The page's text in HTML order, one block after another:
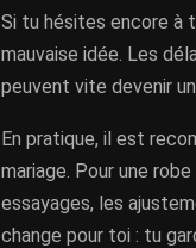
Si tu hésites encore à
mauvaise idée. Les
peuvent vite devenir
En pratique, il est
mariage. Pour une
essayages, les
change pour toi : tu